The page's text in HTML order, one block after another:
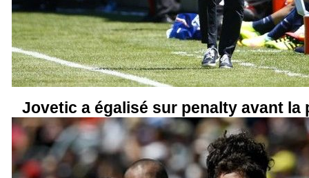
Jovetic a égalisé sur penalty avant la